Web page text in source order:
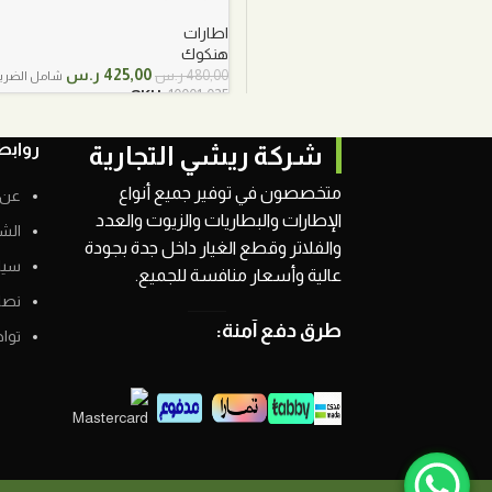
اطارات
هنكوك
480,00ر.س السعر
الأصلي
480,00 ر.س.
425,00 ر.س السعر
الحالي
425,00 ر.س.
شامل
SKU:10001-025
شركة ريشي التجارية
متخصصون في توفير جميع أنواع
الإطارات والبطاريات والزيوت والعدد
والفلاتر وقطع الغيار داخل جدة بجودة
عالية وأسعار منافسة للجميع.
طرق دفع آمنة:
عن